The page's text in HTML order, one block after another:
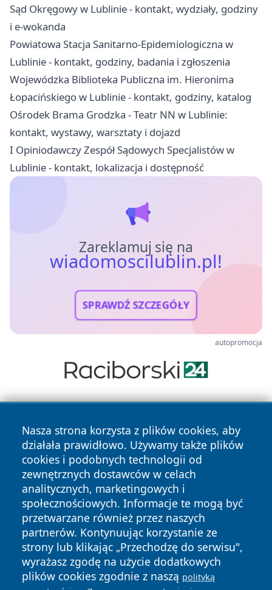
Sąd Okręgowy w Lublinie - kontakt, wydziały, godziny
i e-wokanda
Powiatowa Stacja Sanitarno-Epidemiologiczna w
Lublinie - kontakt, godziny, badania i zgłoszenia
Wojewódzka Biblioteka Publiczna im. Hieronima
Łopacińskiego w Lublinie - kontakt, godziny, katalog
Ośrodek Brama Grodzka - Teatr NN w Lublinie:
kontakt, wystawy, warsztaty i dojazd
I Opiniodawczy Zespół Sądowych Specjalistów w
Lublinie - kontakt, lokalizacja i dostępność
Zareklamuj się na
wiadomoscilublin.pl!
SPRAWDŹ SZCZEGÓŁY
autopromocja
Nasza strona korzysta z plików cookies, aby
działała prawidłowo. Używamy także plików
cookies i podobnych technologii od
zewnętrznych dostawców w celach
analitycznych, marketingowych i
społecznościowych. Informacje te mogą być
przetwarzane również przez naszych
partnerów. Kontynuując korzystanie ze
strony lub klikając „Przechodzę do serwisu",
wyrażasz zgodę na użycie dodatkowych
plików cookies zgodnie z naszą polityką
Copyright © 2026 wiadomoscilublin.pl Wszystkie prawa
zastrzeżone.
News Autorzy
Polityka
Prywatności
Polityka
Cookies